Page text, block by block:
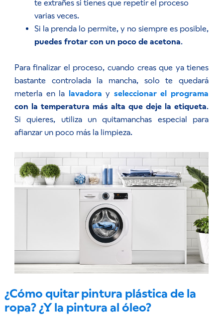
te extrañes si tienes que repetir el proceso
varias veces.
Si la prenda lo permite, y no siempre es posible,
puedes frotar con un poco de acetona.
Para finalizar el proceso, cuando creas que ya tienes
bastante controlada la mancha, solo te quedará
meterla en la lavadora y seleccionar el programa
con la temperatura más alta que deje la etiqueta.
Si quieres, utiliza un quitamanchas especial para
afianzar un poco más la limpieza.
¿Cómo quitar pintura plástica de la
ropa? ¿Y la pintura al óleo?